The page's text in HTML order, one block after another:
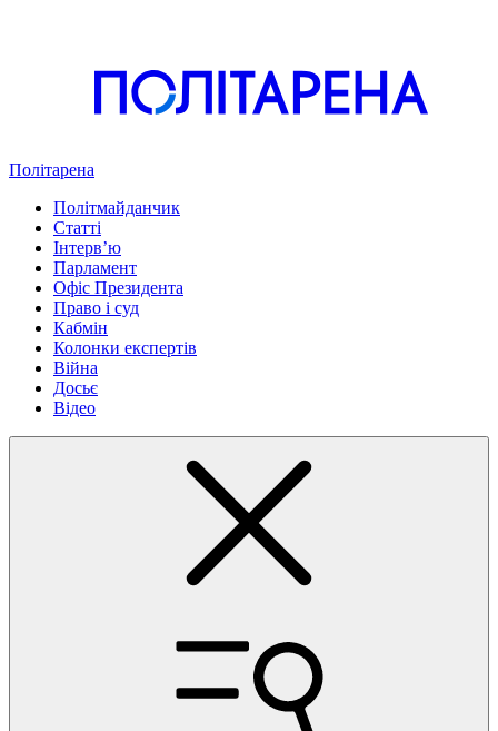
Політарена
Політмайданчик
Статті
Інтервʼю
Парламент
Офіс Президента
Право і суд
Кабмін
Колонки експертів
Війна
Досьє
Відео